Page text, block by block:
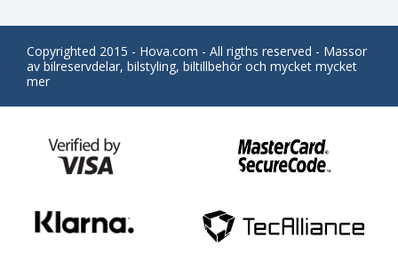
Copyrighted 2015 - Hova.com - All rigths reserved - Massor
av bilreservdelar, bilstyling, biltillbehör och mycket mycket
mer